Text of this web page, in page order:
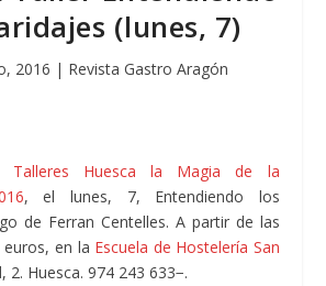
(lunes, 7)
2016 | Revista Gastro Aragón
Talleres Huesca la Magia de la
, el lunes, 7, Entendiendo los
de Ferran Centelles. A partir de las
en la Escuela de Hostelería San
2. Huesca. 974 243 633−.